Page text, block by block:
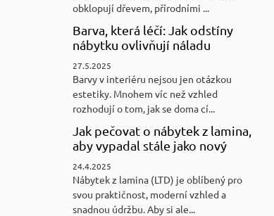
obklopují dřevem, přírodními ...
Barva, která léčí: Jak odstíny
nábytku ovlivňují náladu
27.5.2025
Barvy v interiéru nejsou jen otázkou
estetiky. Mnohem víc než vzhled
rozhodují o tom, jak se doma cí...
Jak pečovat o nábytek z lamina,
aby vypadal stále jako nový
24.4.2025
Nábytek z lamina (LTD) je oblíbený pro
svou praktičnost, moderní vzhled a
snadnou údržbu. Aby si ale...